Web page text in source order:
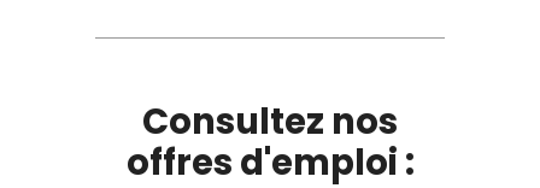
Consultez nos
offres d'emploi :